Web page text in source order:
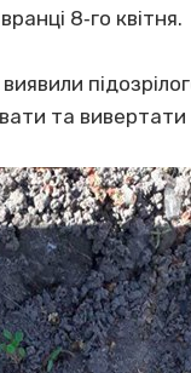
8‐го квітня.
та